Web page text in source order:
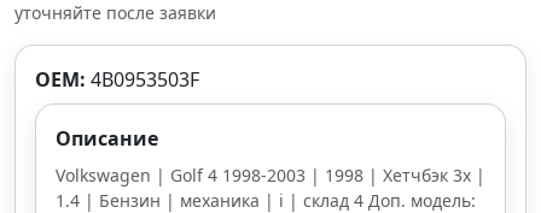
уточняйте после заявки
OEM: 4B0953503F
Описание
Volkswagen | Golf 4 1998-2003 | 1998 | Хетчбэк 3х |
1.4 | Бензин | механика | i | склад 4 Доп. модель: